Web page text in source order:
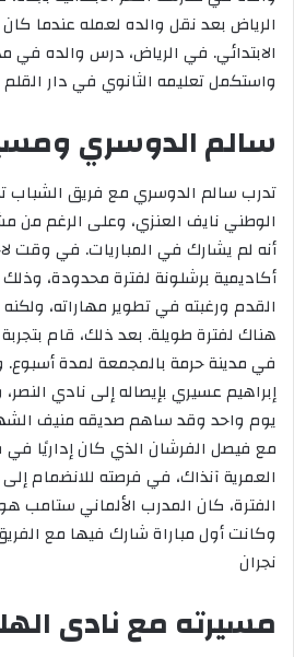
الرياض بعد نقل والده لعمله عندما
الابتدائي. في الرياض، درس والده في
واستكمل تعليمه الثانوي في دار القلم
سالم الدوسري
تدرب سالم الدوسري مع فريق الشباب
الوطني نايف العنزي، وعلى الرغم من
أنه لم يشارك في المباريات. في وقت
أكاديمية برشلونة لفترة محدودة،
القدم ورغبته في تطوير مهاراته،
هناك لفترة طويلة. بعد ذلك، قام
في مدينة حرمة بالمجمعة لمدة أسبوع.
إبراهيم عسيري بإيصاله إلى نادي
يوم واحد وقد ساهم صديقه منيف
مع فيصل الفرشان الذي كان إداريًا في
العمرية آنذاك، في فرصته للانضمام
الفترة، كان المدرب الألماني ستامب
وكانت أول مباراة شارك فيها مع
نجران
مسيرته مع نادى